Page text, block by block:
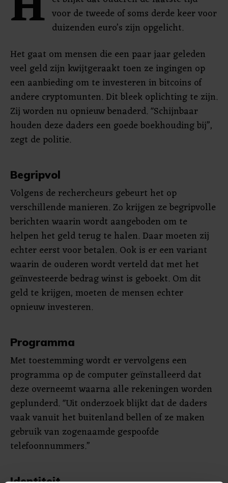
voor de tweede of soms derde keer voor
duizenden euro’s zijn opgelicht.
Het gaat om mensen die een paar jaar geleden
veel geld zijn kwijtgeraakt toen ze ingingen op
een aanbieding om te investeren in bitcoins of
andere cryptomunten. Dit bleek oplichting te zijn.
Zij worden nu opnieuw benaderd. "Schijnbaar
houden deze daders een goede boekhouding bij”,
zegt de politie.
Begripvol
Volgens de rechercheurs gebeurt het op
verschillende manieren. Zo krijgen ze begripvolle
berichten waarin wordt aangeboden om te
helpen het geld terug te halen. Daar moeten zij
echter eerst voor betalen. Ook is er een variant
waarin de ouderen wordt verteld dat met het
geïnvesteerde bedrag winst is geboekt. Om dit
geld te krijgen, moeten de mensen echter
opnieuw investeren.
Programma
Met toestemming wordt er vervolgens een
programma op de computer geïnstalleerd dat
deze overneemt waarna alle rekeningen worden
geplunderd. "Uit onderzoek blijkt dat de daders
vaak vanuit het buitenland bellen of ze maken
gebruik van zogenaamde gespoofde
telefoonnummers.”